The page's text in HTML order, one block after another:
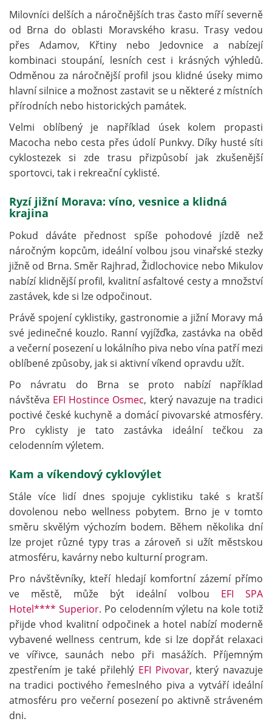
Milovníci delších a náročnějších tras často míří severně
od Brna do oblasti Moravského krasu. Trasy vedou
přes Adamov, Křtiny nebo Jedovnice a nabízejí
kombinaci stoupání, lesních cest i krásných výhledů.
Odměnou za náročnější profil jsou klidné úseky mimo
hlavní silnice a možnost zastavit se u některé z místních
přírodních nebo historických památek.
Velmi oblíbený je například úsek kolem propasti
Macocha nebo cesta přes údolí Punkvy. Díky husté síti
cyklostezek si zde trasu přizpůsobí jak zkušenější
sportovci, tak i rekreační cyklisté.
Ryzí jižní Morava: víno, vesnice a klidná
krajina
Pokud dáváte přednost spíše pohodové jízdě než
náročným kopcům, ideální volbou jsou vinařské stezky
jižně od Brna. Směr Rajhrad, Židlochovice nebo Mikulov
nabízí klidnější profil, kvalitní asfaltové cesty a množství
zastávek, kde si lze odpočinout.
Právě spojení cyklistiky, gastronomie a jižní Moravy má
své jedinečné kouzlo. Ranní vyjížďka, zastávka na oběd
a večerní posezení u lokálního piva nebo vína patří mezi
oblíbené způsoby, jak si aktivní víkend opravdu užít.
Po návratu do Brna se proto nabízí například
návštěva EFI Hostince Osmec, který navazuje na tradici
poctivé české kuchyně a domácí pivovarské atmosféry.
Pro cyklisty je tato zastávka ideální tečkou za
celodenním výletem.
Kam a víkendový cyklovýlet
Stále více lidí dnes spojuje cyklistiku také s kratší
dovolenou nebo wellness pobytem. Brno je v tomto
směru skvělým výchozím bodem. Během několika dní
lze projet různé typy tras a zároveň si užít městskou
atmosféru, kavárny nebo kulturní program.
Pro návštěvníky, kteří hledají komfortní zázemí přímo
ve městě, může být ideální volbou EFI SPA
Hotel**** Superior. Po celodenním výletu na kole totiž
přijde vhod kvalitní odpočinek a hotel nabízí moderně
vybavené wellness centrum, kde si lze dopřát relaxaci
ve vířivce, saunách nebo při masážích. Příjemným
zpestřením je také přilehlý EFI Pivovar, který navazuje
na tradici poctivého řemeslného piva a vytváří ideální
atmosféru pro večerní posezení po aktivně stráveném
dni.